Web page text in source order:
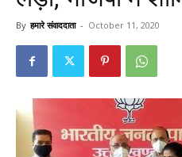
By हमारे संवाददाता - October 11, 2020